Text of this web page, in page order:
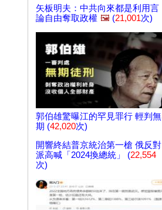
矢板明夫：中共向來都是利用言
論自由奪取政權 🖼️ (21,001次)
郭伯雄驚曝江的罕見罪行 輕判無
期 (42,020次)
開響終結普京統治第一槍 俄反對
派高喊「2024換總統」 (22,554
次)